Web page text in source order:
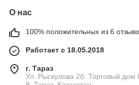
О нас
100% положительных из 6
Работает с 18.05.2018
г. Тараз
Ул. Рыскулова 2б. Торговый дом